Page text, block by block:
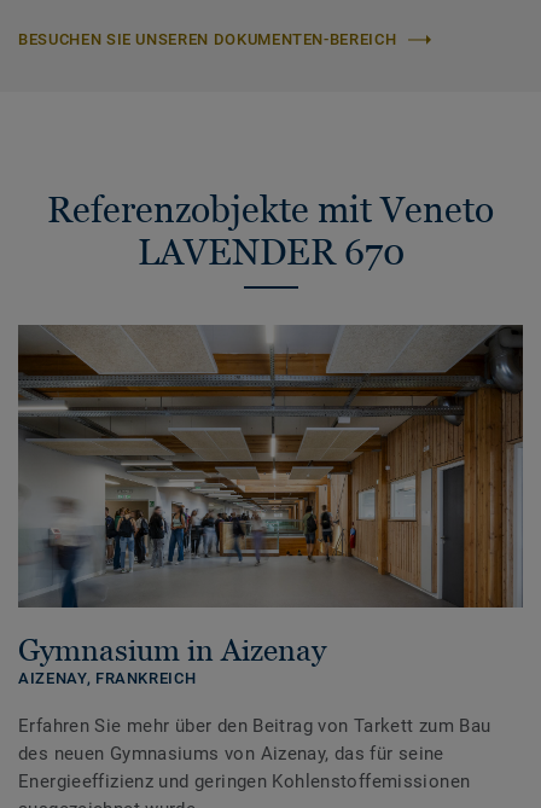
BESUCHEN SIE UNSEREN DOKUMENTEN-BEREICH
Referenzobjekte mit Veneto
LAVENDER 670
Gymnasium in Aizenay
AIZENAY, FRANKREICH
Erfahren Sie mehr über den Beitrag von Tarkett zum Bau
des neuen Gymnasiums von Aizenay, das für seine
Energieeffizienz und geringen Kohlenstoffemissionen